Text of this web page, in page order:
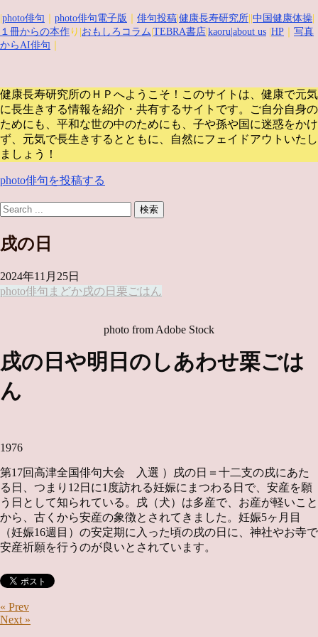
photo俳句 photo俳句電子版 俳句投稿 健康長寿研究所 中国健康体操
１冊からの本作 り| おもしろコラム TEBRA書店 kaoru |about us HP
写真
からAI俳句
健康長寿研究所のＨＰへようこそ！このサイトは、健康で元気
に長生きする情報を紹介・共有するサイトです。
ご自分自身の
ためにも、平和な世の中のためにも、子や孫や国に迷惑をかけ
ず、元気で長生きするとともに、自然にフェイドアウトいたし
ましょう！
photo俳句を投稿する
戌の日
2024年11月25日
photo俳句 まどか戌の日 栗ごはん
photo from Adobe Stock
戌の日や明日のしあわせ栗ごは
ん
1976
第17回高津全国俳句大会 入選 ）戌の日＝十二支の戌にあた
る日、つまり12日に1度訪れる妊娠にまつわる日で、安産を願
う日として知られている。戌（犬）は多産で、お産が軽いこと
から、古くから安産の象徴とされてきました。妊娠5ヶ月目
（妊娠16週目）の安定期に入った頃の戌の日に、神社やお寺で
安産祈願を行うのが良いとされています。
« Prev
Next »